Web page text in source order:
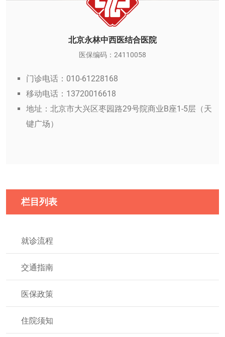
北京永林中西医结合医院
医保编码：24110058
门诊电话：010-61228168
移动电话：13720016618
地址：北京市大兴区枣园路29号院商业B座1-5层（天
键广场）
栏目列表
就诊流程
交通指南
医保政策
住院须知